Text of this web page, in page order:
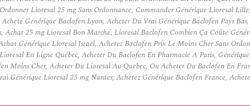
Lioresal 25 mg Sans Ordonnance, Commander Générique Lioresal
Générique Baclofen Lyon, Acheter Du Vrai Générique Baclofen Pays
25 mg Lioresal Bon Marché, Lioresal Baclofen Combien Ça Coûte
Générique Lioresal Israël, Achetez Baclofen Prix Le Moins Cher Sans
En Ligne Québec, Acheter Du Baclofen En Pharmacie A Paris,
Moins Cher, Acheter Du Lioresal Au Quebec, Ou Acheter Du Baclofen En
Lioresal 25 mg Nantes, Achetez Générique Baclofen France,